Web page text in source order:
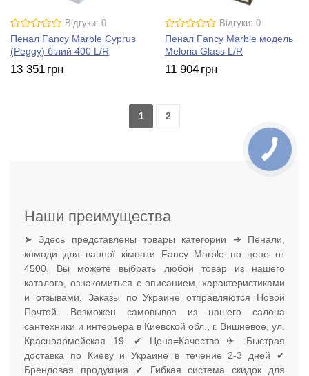
Відгуки: 0
Пенал Fancy Marble Cyprus
(Peggy) білий 400 L/R
13 351 грн
Відгуки: 0
Пенал Fancy Marble модель
Meloria Glass L/R
11 904 грн
1 2
Наши преимущества
➤ Здесь представлены товары категории ➔ Пенали,
комоди для ванної кімнати Fancy Marble по цене от
4500. Вы можете выбрать любой товар из нашего
каталога, ознакомиться с описанием, характеристиками
и отзывами. Заказы по Украине отправляются Новой
Почтой. Возможен самовывоз из нашего салона
сантехники и интерьера в Киевской обл., г. Вишневое, ул.
Красноармейская 19. ✔ Цена=Качество ✈ Быстрая
доставка по Киеву и Украине в течение 2-3 дней ✔
Брендовая продукция ✔ Гибкая система скидок для